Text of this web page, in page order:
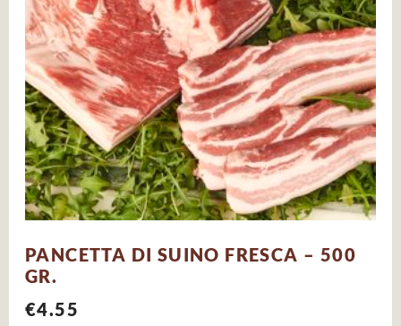
PANCETTA DI SUINO FRESCA – 500
GR.
€4.55